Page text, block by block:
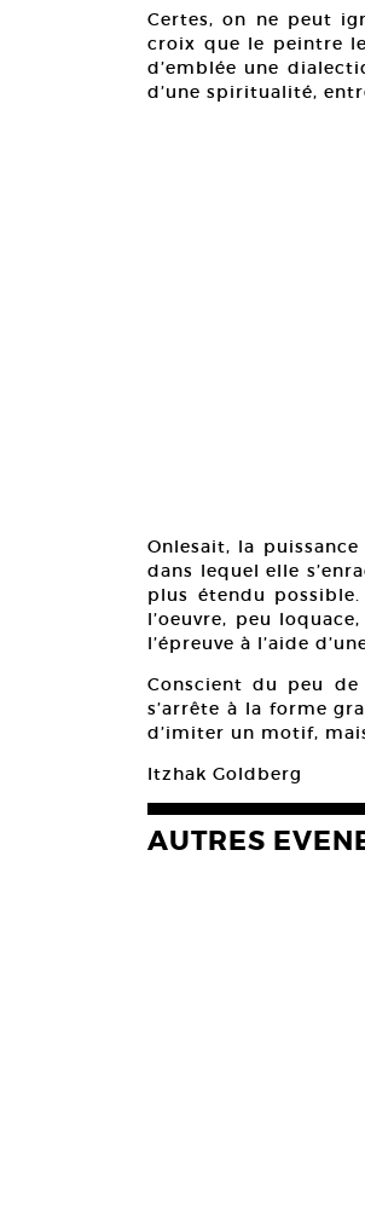
Certes, on ne peut
croix que le peintre
d’emblée une
d’une spiritualité,
Onlesait, la
dans lequel elle
plus étendu
l’oeuvre, peu
l’épreuve à l’aide
Conscient du peu
s’arrête à la forme
d’imiter un motif,
Itzhak Goldberg
AUTRES